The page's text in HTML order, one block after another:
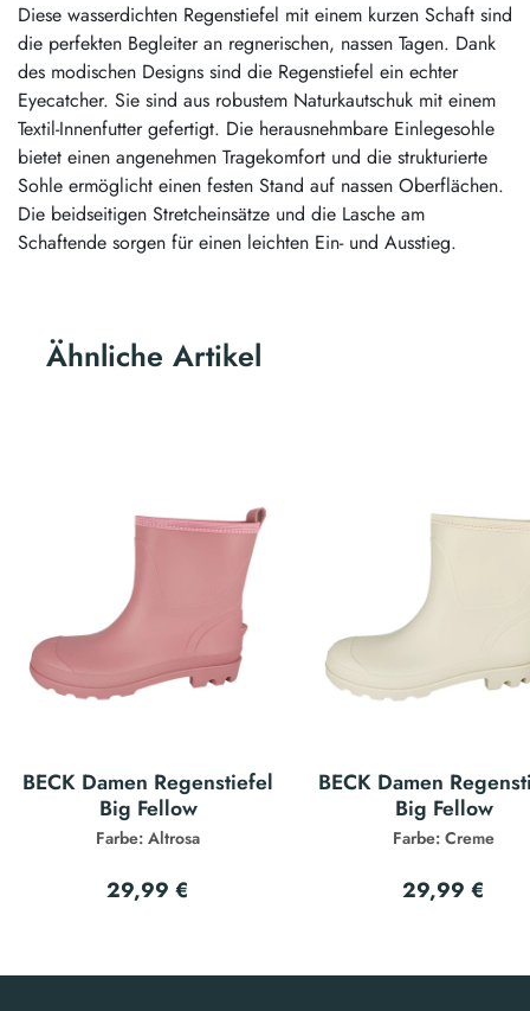
Diese wasserdichten Regenstiefel mit einem kurzen Schaft sind
die perfekten Begleiter an regnerischen, nassen Tagen. Dank
des modischen Designs sind die Regenstiefel ein echter
Eyecatcher. Sie sind aus robustem Naturkautschuk mit einem
Textil-Innenfutter gefertigt. Die herausnehmbare Einlegesohle
bietet einen angenehmen Tragekomfort und die strukturierte
Sohle ermöglicht einen festen Stand auf nassen Oberflächen.
Die beidseitigen Stretcheinsätze und die Lasche am
Schaftende sorgen für einen leichten Ein- und Ausstieg.
Ähnliche Artikel
BECK Damen Regenstiefel
Big Fellow
Farbe: Altrosa
29,99 €
BECK Damen
Big Fellow
Farbe: Creme
29,99 €